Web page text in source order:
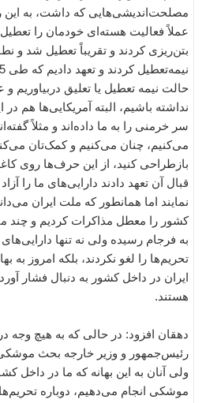
مصلحت‌اندیشی‌هایی که داشت، به
عملاً فعالیت هسته‌ای خودمان را تعطیل
بتن‌ریزی کردند و تقریباً تعطیل شد و
حالت نیمه تعطیل یا تعلیق دربیاوریم
نداشته باشیم، البته آمریکایی‌ها هم
سر خرمنی را به ما داده‌اند و مثلاً
می‌کنیم، چنان می‌کنیم و کمک‌تان
بازطراحی کنید، از این حرف‌ها روی
قبال آن تعهد دادند دارایی‌های ما را
کشور را معطل مذاکرات کردیم و چند
به فرجام رسیده ولی نه تنها دارایی‌های
تحریم‌ها را لغو نکردند، بلکه امروز به
ایران در داخل کشور به دنبال فشار
هستند.
دهقان افزود: در حالی که به هیچ وجه
رئیس‌جمهور و وزیر خارجه بحث
ولی آنان به این بهانه که ما در داخل
موشکی انجام می‌دهیم، دوباره